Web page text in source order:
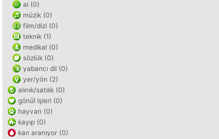
ai (0)
müzik (0)
film/dizi (0)
teknik (1)
medikal (0)
sözlük (0)
yabancı dil (0)
yer/yön (2)
alınık/satılık (0)
gönül işleri (0)
hayvan (0)
kayıp (0)
kan aranıyor (0)